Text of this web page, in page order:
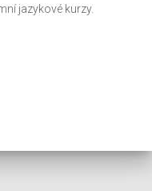
jazykové kurzy.